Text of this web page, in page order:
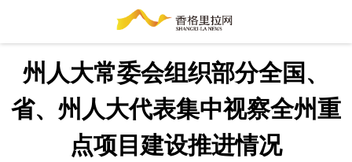
州人大常委会组织部分全国、
省、州人大代表集中视察全州重
点项目建设推进情况